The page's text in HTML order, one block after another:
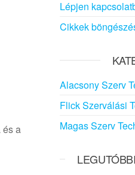
és a
Lépjen
Cikkek
Alacsony Szerv
Flick Szerválási
Magas Szerv